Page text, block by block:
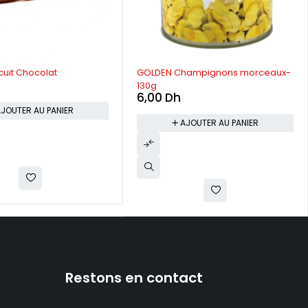
Chocolat
AU PANIER
GOLDEN Champignons morceaux-
130g
6,00 Dh
AJOUTER AU PANIER
Restons en contact